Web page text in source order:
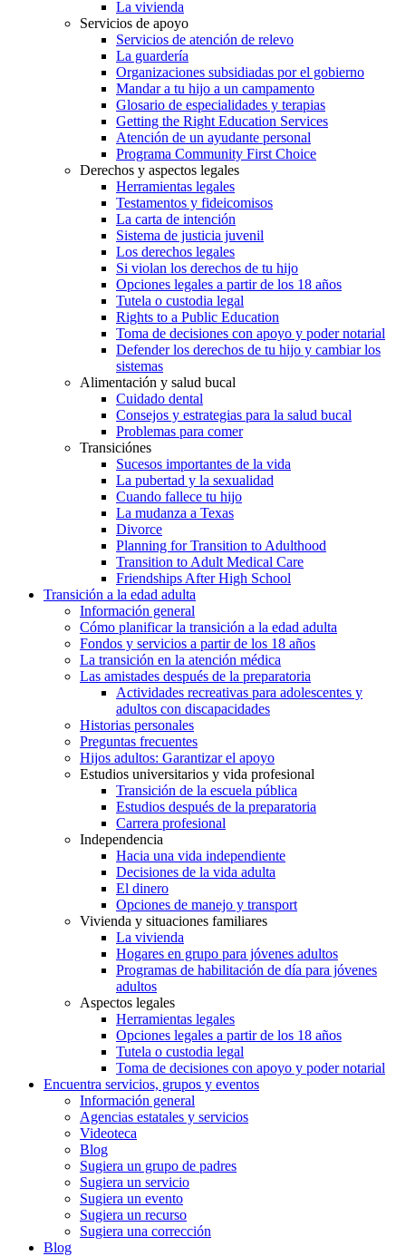
La vivienda
Servicios de apoyo
Servicios de atención de relevo
La guardería
Organizaciones subsidiadas por el gobierno
Mandar a tu hijo a un campamento
Glosario de especialidades y terapias
Getting the Right Education Services
Atención de un ayudante personal
Programa Community First Choice
Derechos y aspectos legales
Herramientas legales
Testamentos y fideicomisos
La carta de intención
Sistema de justicia juvenil
Los derechos legales
Si violan los derechos de tu hijo
Opciones legales a partir de los 18 años
Tutela o custodia legal
Rights to a Public Education
Toma de decisiones con apoyo y poder notarial
Defender los derechos de tu hijo y cambiar los
sistemas
Alimentación y salud bucal
Cuidado dental
Consejos y estrategias para la salud bucal
Problemas para comer
Transiciónes
Sucesos importantes de la vida
La pubertad y la sexualidad
Cuando fallece tu hijo
La mudanza a Texas
Divorce
Planning for Transition to Adulthood
Transition to Adult Medical Care
Friendships After High School
Transición a la edad adulta
Información general
Cómo planificar la transición a la edad adulta
Fondos y servicios a partir de los 18 años
La transición en la atención médica
Las amistades después de la preparatoria
Actividades recreativas para adolescentes y
adultos con discapacidades
Historias personales
Preguntas frecuentes
Hijos adultos: Garantizar el apoyo
Estudios universitarios y vida profesional
Transición de la escuela pública
Estudios después de la preparatoria
Carrera profesional
Independencia
Hacia una vida independiente
Decisiones de la vida adulta
El dinero
Opciones de manejo y transport
Vivienda y situaciones familiares
La vivienda
Hogares en grupo para jóvenes adultos
Programas de habilitación de día para jóvenes
adultos
Aspectos legales
Herramientas legales
Opciones legales a partir de los 18 años
Tutela o custodia legal
Toma de decisiones con apoyo y poder notarial
Encuentra servicios, grupos y eventos
Información general
Agencias estatales y servicios
Videoteca
Blog
Sugiera un grupo de padres
Sugiera un servicio
Sugiera un evento
Sugiera un recurso
Sugiera una corrección
Blog